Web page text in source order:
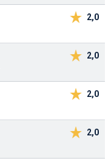
2,0
2,0
2,0
2,0